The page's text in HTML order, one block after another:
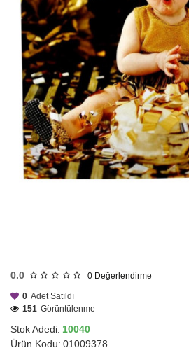
0.0 0 Değerlendirme
Stok Adedi: 10040
Ürün Kodu: 01009378
0 Adet Satıldı
151 Görüntülenme